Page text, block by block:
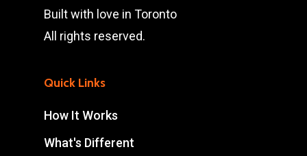
Built with love in Toronto
All rights reserved.
Quick Links
How It Works
What's Different